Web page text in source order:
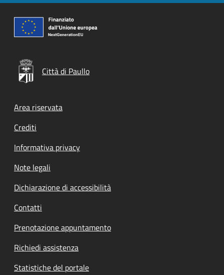
Città di Paullo
Footer menu
Area riservata
Crediti
Informativa privacy
Note legali
Dichiarazione di accessibilità
Contatti
Prenotazione appuntamento
Richiedi assistenza
Statistiche del portale